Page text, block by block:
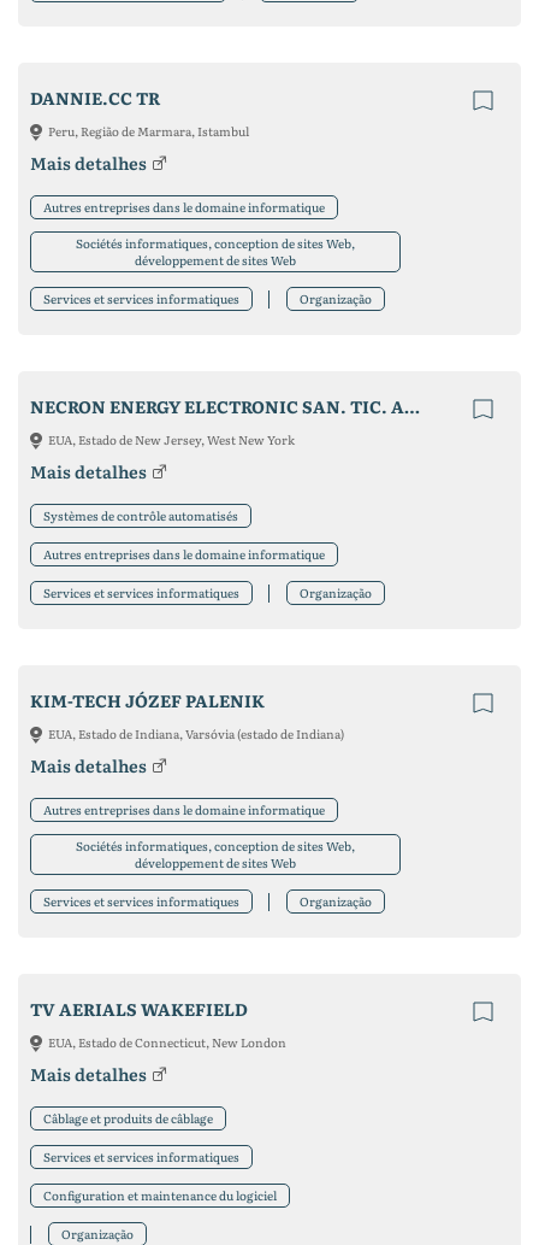
DANNIE.CC TR
Peru, Região de Marmara, Istambul
Mais detalhes
Autres entreprises dans le domaine informatique
Sociétés informatiques, conception de sites Web,
développement de sites Web
Services et services informatiques Organização
NECRON ENERGY ELECTRONIC SAN. TIC. A.S.
EUA, Estado de New Jersey, West New York
Mais detalhes
Systèmes de contrôle automatisés
Autres entreprises dans le domaine informatique
Services et services informatiques Organização
KIM-TECH JÓZEF PALENIK
EUA, Estado de Indiana, Varsóvia (estado de Indiana)
Mais detalhes
Autres entreprises dans le domaine informatique
Sociétés informatiques, conception de sites Web,
développement de sites Web
Services et services informatiques Organização
TV AERIALS WAKEFIELD
EUA, Estado de Connecticut, New London
Mais detalhes
Câblage et produits de câblage
Services et services informatiques
Configuration et maintenance du logiciel
Organização